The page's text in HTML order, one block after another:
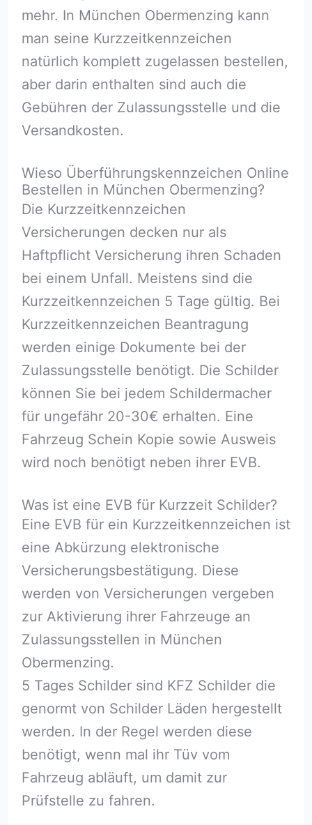
mehr. In München Obermenzing kann
man seine Kurzzeitkennzeichen
natürlich komplett zugelassen bestellen,
aber darin enthalten sind auch die
Gebühren der Zulassungsstelle und die
Versandkosten.
Wieso Überführungskennzeichen Online
Bestellen in München Obermenzing?
Die Kurzzeitkennzeichen
Versicherungen decken nur als
Haftpflicht Versicherung ihren Schaden
bei einem Unfall. Meistens sind die
Kurzzeitkennzeichen 5 Tage gültig. Bei
Kurzzeitkennzeichen Beantragung
werden einige Dokumente bei der
Zulassungsstelle benötigt. Die Schilder
können Sie bei jedem Schildermacher
für ungefähr 20-30€ erhalten. Eine
Fahrzeug Schein Kopie sowie Ausweis
wird noch benötigt neben ihrer EVB.
Was ist eine EVB für Kurzzeit Schilder?
Eine EVB für ein Kurzzeitkennzeichen ist
eine Abkürzung elektronische
Versicherungsbestätigung. Diese
werden von Versicherungen vergeben
zur Aktivierung ihrer Fahrzeuge an
Zulassungsstellen in München
Obermenzing.
5 Tages Schilder sind KFZ Schilder die
genormt von Schilder Läden hergestellt
werden. In der Regel werden diese
benötigt, wenn mal ihr Tüv vom
Fahrzeug abläuft, um damit zur
Prüfstelle zu fahren.